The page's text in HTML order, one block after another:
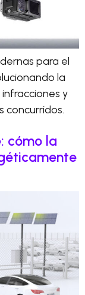
para el
la
y
concurridos.
cómo la